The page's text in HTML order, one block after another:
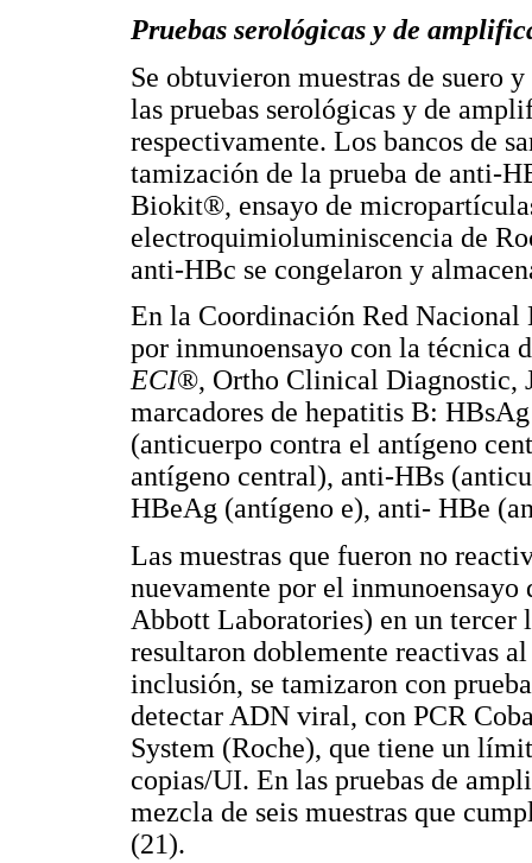
Pruebas serológicas y de
Se obtuvieron muestras de suero
las pruebas serológicas y de
respectivamente. Los bancos de
tamización de la prueba de anti-
Biokit®, ensayo de
electroquimioluminiscencia de
anti-HBc se congelaron y
En la Coordinación Red Nacional
por inmunoensayo con la
ECI®, Ortho Clinical Diagnostic,
marcadores de hepatitis B:
(anticuerpo contra el antígeno
antígeno central), anti-HBs
HBeAg (antígeno e), anti- HBe
Las muestras que fueron no
nuevamente por el
Abbott Laboratories) en un tercer
resultaron doblemente reactivas
inclusión, se tamizaron con
detectar ADN viral, con PCR
System (Roche), que tiene un
copias/UI. En las pruebas de
mezcla de seis muestras que
(21).